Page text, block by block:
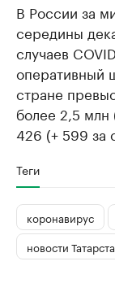
В России за
середины
случаев
оперативный
стране
более 2,5 млн
426 (+ 599 за
Теги
коронавирус
новости